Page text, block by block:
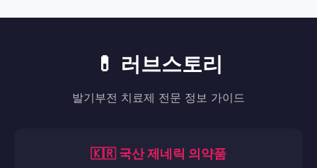
💊 러브스토리
발기부전 치료제 전문 정보 가이드
🇰🇷 국산 제네릭 의약품